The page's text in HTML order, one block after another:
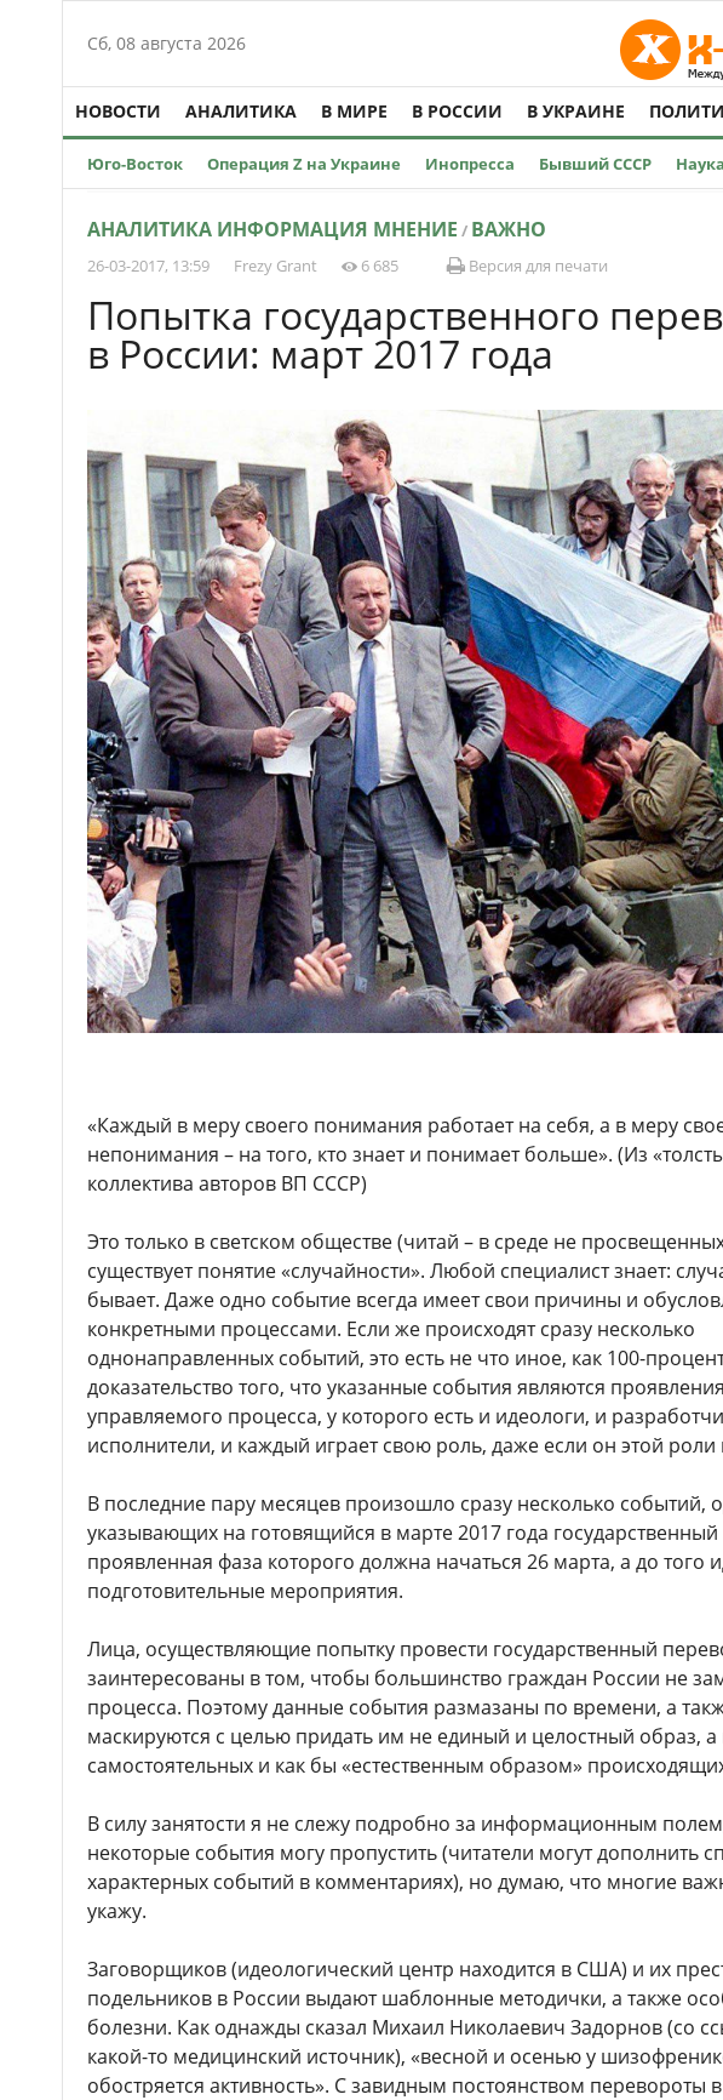
Сб, 08 августа 2026
НОВОСТИ АНАЛИТИКА В МИРЕ В РОССИИ В УКРАИНЕ
Юго-Восток Операция Z на Украине Инопресса Бывший СССР
АНАЛИТИКА ИНФОРМАЦИЯ МНЕНИЕ / ВАЖНО
26-03-2017, 13:59 Frezy Grant 6 685 Версия для печати
Попытка государственного
в России: март 2017 года
«Каждый в меру своего понимания работает на себя, а в меру
непонимания – на того, кто знает и понимает больше». (Из
коллектива авторов ВП СССР)
Это только в светском обществе (читай – в среде не
существует понятие «случайности». Любой специалист знает:
бывает. Даже одно событие всегда имеет свои причины и
конкретными процессами. Если же происходят сразу несколько
однонаправленных событий, это есть не что иное, как 100-
доказательство того, что указанные события являются
управляемого процесса, у которого есть и идеологи, и
исполнители, и каждый играет свою роль, даже если он этой роли
В последние пару месяцев произошло сразу несколько событий,
указывающих на готовящийся в марте 2017 года
проявленная фаза которого должна начаться 26 марта, а до того
подготовительные мероприятия.
Лица, осуществляющие попытку провести государственный
заинтересованы в том, чтобы большинство граждан России не
процесса. Поэтому данные события размазаны по времени, а
маскируются с целью придать им не единый и целостный образ, а
самостоятельных и как бы «естественным образом»
В силу занятости я не слежу подробно за информационным
некоторые события могу пропустить (читатели могут дополнить
характерных событий в комментариях), но думаю, что многие
укажу.
Заговорщиков (идеологический центр находится в США) и их
подельников в России выдают шаблонные методички, а также
болезни. Как однажды сказал Михаил Николаевич Задорнов (со
какой-то медицинский источник), «весной и осенью у
обостряется активность». С завидным постоянством перевороты